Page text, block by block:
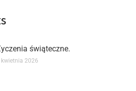
świąteczne.
kwietnia 2026